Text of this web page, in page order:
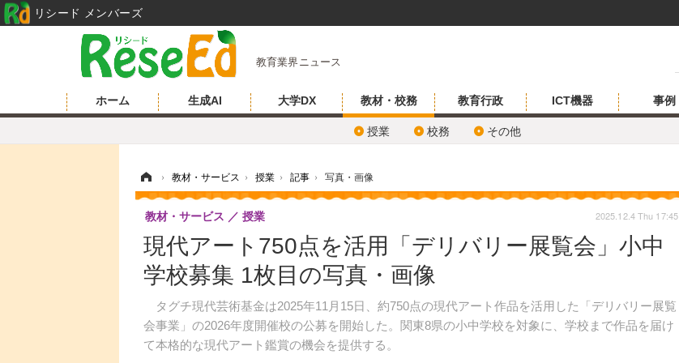
教育業界ニュース
ホーム 生成AI 大学DX 教材・校務
授業 校務 その他
教育行政 ICT機器 事例
› 教材・サービス › 授業 › 記事 › 写真・画像
現代アート750点を活用「デリバリー展覧会」小中
学校募集 1枚目の写真・画像
タグチ現代芸術基金は2025年11月15日、約750点の現代アート作品を活用した「デリバリー展覧
会事業」の2026年度開催校の公募を開始した。関東8県の小中学校を対象に、学校まで作品を届け
て本格的な現代アート鑑賞の機会を提供する。
教材・サービス 授業 2025.12.4 Thu 17:45
リシード メンバーズ